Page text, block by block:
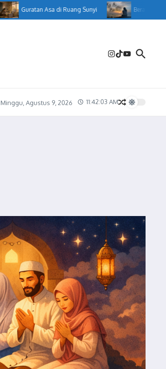
Guratan Asa di Ruang Sunyi Berakhir Pilu
Minggu, Agustus 9, 2026 11:42:05 AM